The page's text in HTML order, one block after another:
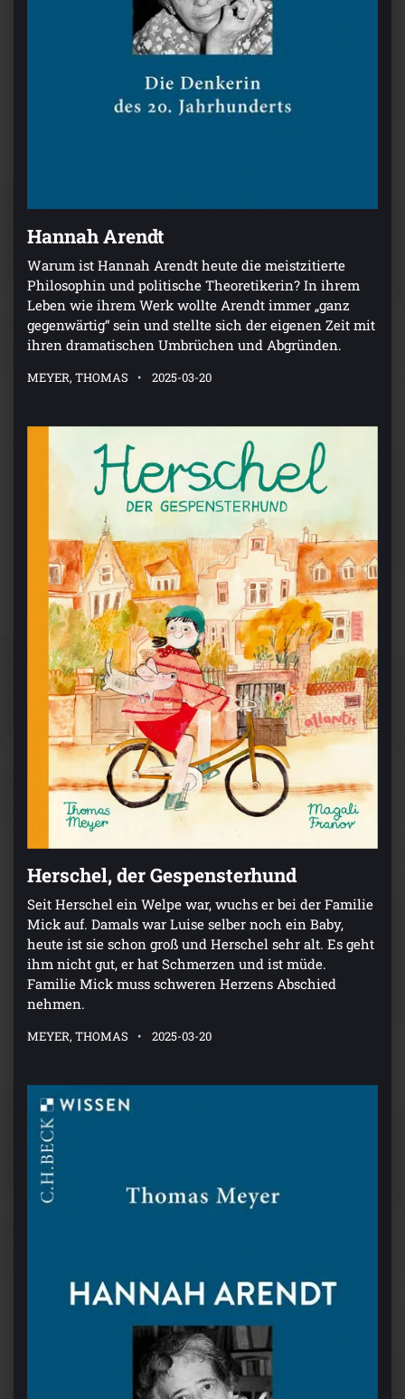
Hannah Arendt
Warum ist Hannah Arendt heute die meistzitierte
Philosophin und politische Theoretikerin? In ihrem
Leben wie ihrem Werk wollte Arendt immer „ganz
gegenwärtig“ sein und stellte sich der eigenen Zeit mit
ihren dramatischen Umbrüchen und Abgründen.
MEYER, THOMAS 2025-03-20
Herschel, der Gespensterhund
Seit Herschel ein Welpe war, wuchs er bei der Familie
Mick auf. Damals war Luise selber noch ein Baby,
heute ist sie schon groß und Herschel sehr alt. Es geht
ihm nicht gut, er hat Schmerzen und ist müde.
Familie Mick muss schweren Herzens Abschied
nehmen.
MEYER, THOMAS 2025-03-20